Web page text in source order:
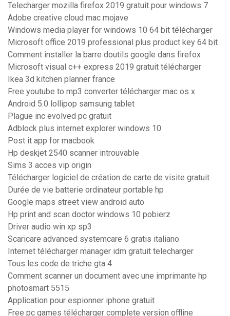
Telecharger mozilla firefox 2019 gratuit pour windows 7
Adobe creative cloud mac mojave
Windows media player for windows 10 64 bit télécharger
Microsoft office 2019 professional plus product key 64 bit
Comment installer la barre doutils google dans firefox
Microsoft visual c++ express 2019 gratuit télécharger
Ikea 3d kitchen planner france
Free youtube to mp3 converter télécharger mac os x
Android 5.0 lollipop samsung tablet
Plague inc evolved pc gratuit
Adblock plus internet explorer windows 10
Post it app for macbook
Hp deskjet 2540 scanner introuvable
Sims 3 acces vip origin
Télécharger logiciel de création de carte de visite gratuit
Durée de vie batterie ordinateur portable hp
Google maps street view android auto
Hp print and scan doctor windows 10 pobierz
Driver audio win xp sp3
Scaricare advanced systemcare 6 gratis italiano
Internet télécharger manager idm gratuit telecharger
Tous les code de triche gta 4
Comment scanner un document avec une imprimante hp
photosmart 5515
Application pour espionner iphone gratuit
Free pc games télécharger complete version offline